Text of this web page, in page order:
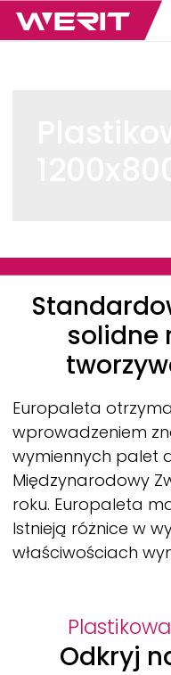
Breadcrumb
solidne
Europaleta
wprowadzeniem
wymiennych palet
Międzynarodowy
roku. Europaleta
Istnieją różnice w
właściwościach
Odkryj